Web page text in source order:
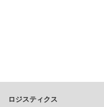
ロジスティクス